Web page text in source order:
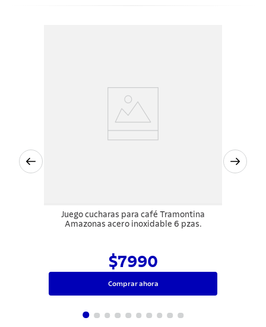
Juego cucharas para café Tramontina
Amazonas acero inoxidable 6 pzas.
$7990
Comprar ahora